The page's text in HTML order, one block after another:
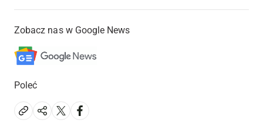
Zobacz nas w Google News
Poleć